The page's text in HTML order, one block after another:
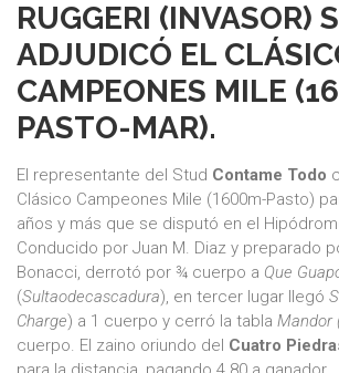
RUGGERI (INVASOR)
ADJUDICÓ EL
CAMPEONES MILE
PASTO-MAR).
El representante del Stud Contame Todo
Clásico Campeones Mile (1600m-Pasto)
años y más que se disputó en el
Conducido por Juan M. Diaz y preparado
Bonacci, derrotó por ¾ cuerpo a Que
(Sultaodecascadura), en tercer lugar llegó
Charge) a 1 cuerpo y cerró la tabla Mandor
cuerpo. El zaino oriundo del Cuatro